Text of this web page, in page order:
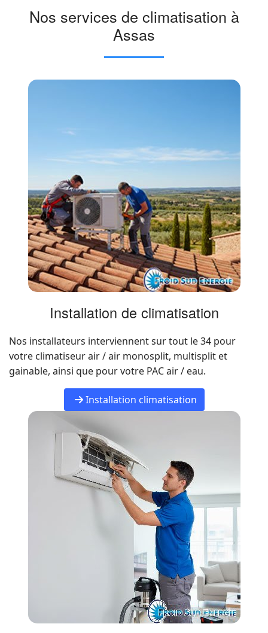
Nos services de climatisation à
Assas
Installation de climatisation
Nos installateurs interviennent sur tout le 34 pour
votre climatiseur air / air monosplit, multisplit et
gainable, ainsi que pour votre PAC air / eau.
Installation climatisation